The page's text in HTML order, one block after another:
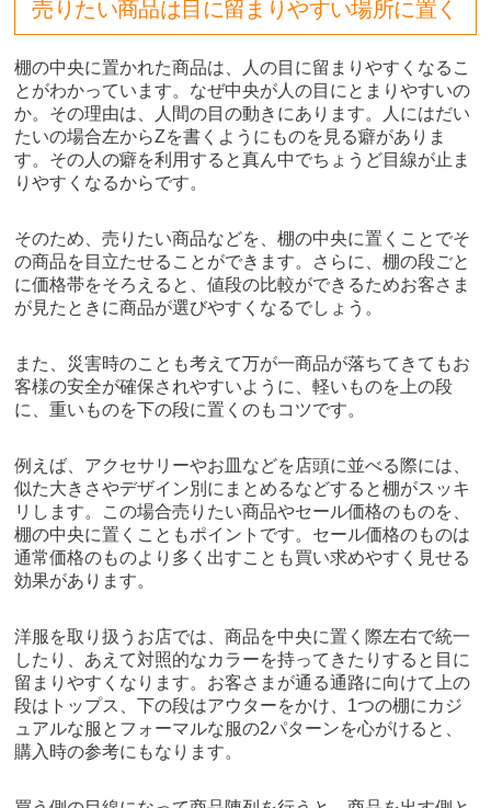
売りたい商品は目に留まりやすい場所に置く
棚の中央に置かれた商品は、人の目に留まりやすくなるこ
とがわかっています。なぜ中央が人の目にとまりやすいの
か。その理由は、人間の目の動きにあります。人にはだい
たいの場合左からZを書くようにものを見る癖がありま
す。その人の癖を利用すると真ん中でちょうど目線が止ま
りやすくなるからです。
そのため、売りたい商品などを、棚の中央に置くことでそ
の商品を目立たせることができます。さらに、棚の段ごと
に価格帯をそろえると、値段の比較ができるためお客さま
が見たときに商品が選びやすくなるでしょう。
また、災害時のことも考えて万が一商品が落ちてきてもお
客様の安全が確保されやすいように、軽いものを上の段
に、重いものを下の段に置くのもコツです。
例えば、アクセサリーやお皿などを店頭に並べる際には、
似た大きさやデザイン別にまとめるなどすると棚がスッキ
リします。この場合売りたい商品やセール価格のものを、
棚の中央に置くこともポイントです。セール価格のものは
通常価格のものより多く出すことも買い求めやすく見せる
効果があります。
洋服を取り扱うお店では、商品を中央に置く際左右で統一
したり、あえて対照的なカラーを持ってきたりすると目に
留まりやすくなります。お客さまが通る通路に向けて上の
段はトップス、下の段はアウターをかけ、1つの棚にカジ
ュアルな服とフォーマルな服の2パターンを心がけると、
購入時の参考にもなります。